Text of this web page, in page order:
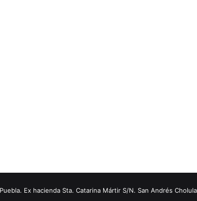
Ex hacienda Sta. Catarina Mártir S/N. San Andrés